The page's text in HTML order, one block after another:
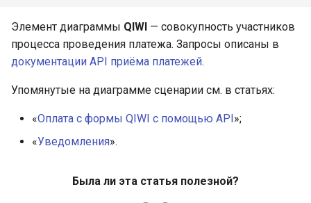
Элемент диаграммы QIWI — совокупность участников
процесса проведения платежа. Запросы описаны в
документации API приёма платежей.
Упомянутые на диаграмме сценарии см. в статьях:
«Оплата с формы QIWI с помощью API»;
«Уведомления».
Была ли эта статья полезной?